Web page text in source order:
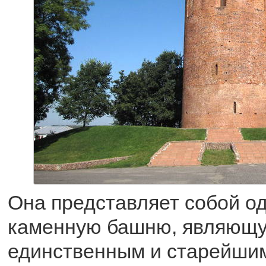
Она представляет собой
каменную башню,
единственным и